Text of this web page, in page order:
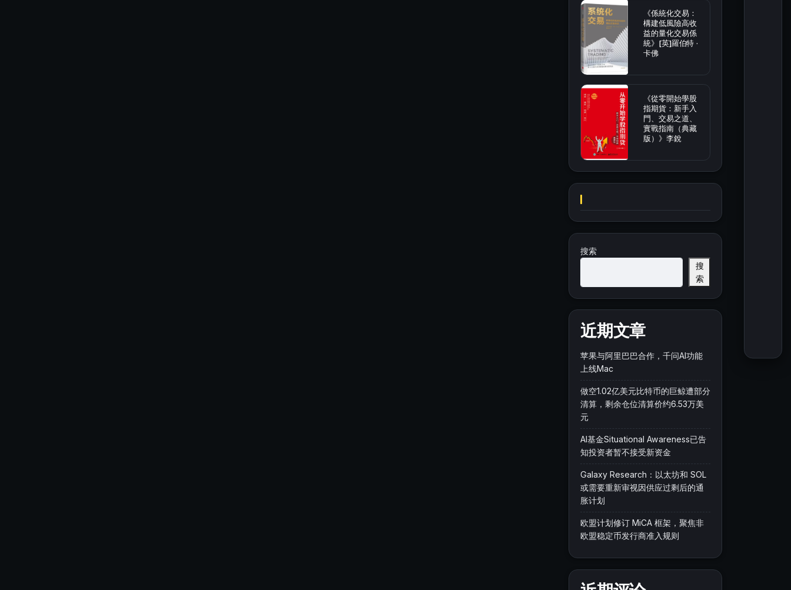
《係統化交易：
構建低風險高收
益的量化交易係
統》[英]羅伯特 ·
卡佛
《從零開始學股
指期貨：新手入
門、交易之道、
實戰指南（典藏
版）》李銳
搜索
搜
索
近期文章
苹果与阿里巴巴合作，千问AI功能
上线Mac
做空1.02亿美元比特币的巨鲸遭部分
清算，剩余仓位清算价约6.53万美
元
AI基金Situational Awareness已告
知投资者暂不接受新资金
Galaxy Research：以太坊和 SOL
或需要重新审视因供应过剩后的通
胀计划
欧盟计划修订 MiCA 框架，聚焦非
欧盟稳定币发行商准入规则